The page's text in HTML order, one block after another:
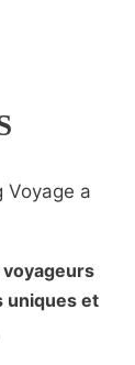
voyageurs
uniques et